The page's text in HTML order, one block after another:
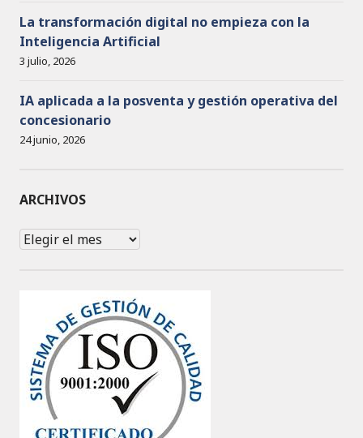
La transformación digital no empieza con la
Inteligencia Artificial
3 julio, 2026
IA aplicada a la posventa y gestión operativa del
concesionario
24 junio, 2026
ARCHIVOS
Archivos